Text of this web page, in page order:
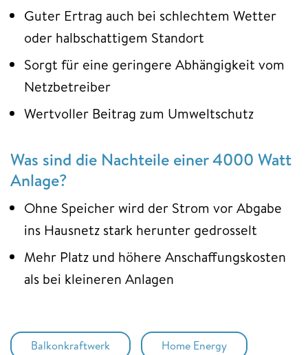
Guter Ertrag auch bei schlechtem Wetter
oder halbschattigem Standort
Sorgt für eine geringere Abhängigkeit vom
Netzbetreiber
Wertvoller Beitrag zum Umweltschutz
Was sind die Nachteile einer 4000 Watt
Anlage?
Ohne Speicher wird der Strom vor Abgabe
ins Hausnetz stark herunter gedrosselt
Mehr Platz und höhere Anschaffungskosten
als bei kleineren Anlagen
Balkonkraftwerk Home Energy